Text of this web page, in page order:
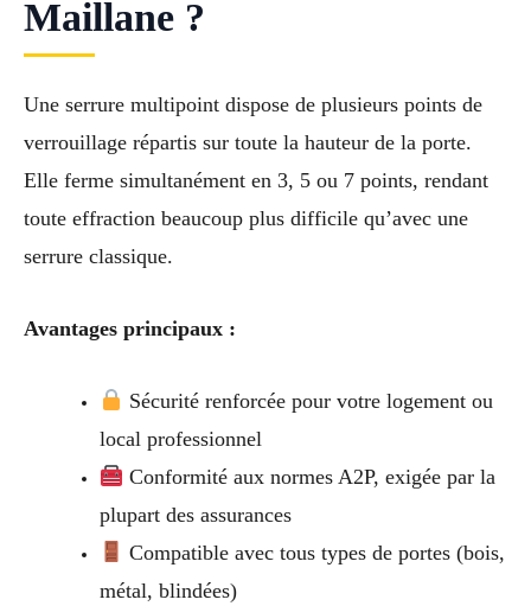
Maillane ?
Une serrure multipoint dispose de plusieurs points de
verrouillage répartis sur toute la hauteur de la porte.
Elle ferme simultanément en 3, 5 ou 7 points, rendant
toute effraction beaucoup plus difficile qu’avec une
serrure classique.
Avantages principaux :
Sécurité renforcée pour votre logement ou
local professionnel
Conformité aux normes A2P, exigée par la
plupart des assurances
Compatible avec tous types de portes (bois,
métal, blindées)